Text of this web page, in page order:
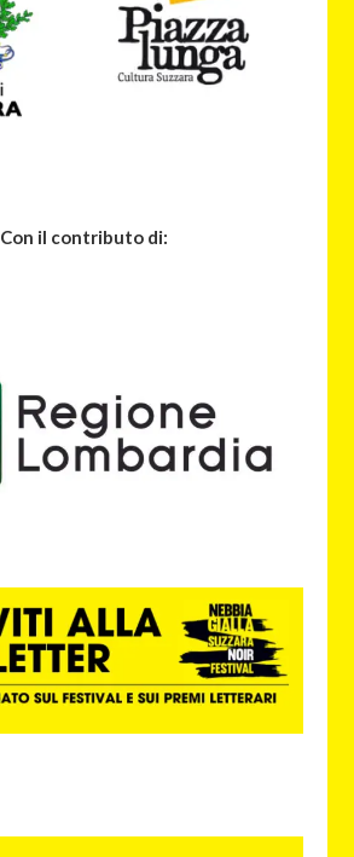
Con il contributo di: